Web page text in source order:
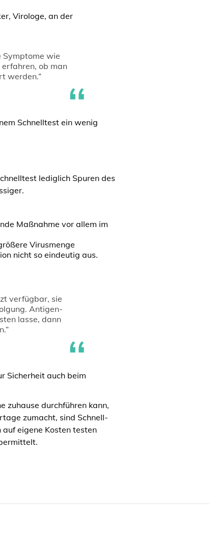
Virologe, an der
Symptome wie
ob man
werden.“
Schnelltest ein wenig
lediglich Spuren des
Maßnahme vor allem im
Virusmenge
nicht so eindeutig aus.
verfügbar, sie
Antigen-
lasse, dann
Sicherheit auch beim
zuhause durchführen kann,
zumacht, sind Schnell-
eigene Kosten testen